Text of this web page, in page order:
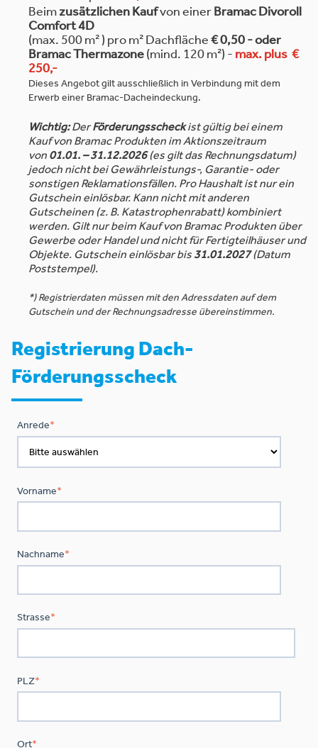
Beimzusätzlichen Kaufvon einerBramac Divoroll
Comfort 4D
(max. 500 m² ) pro m² Dachfläche€ 0,50 - oder
Bramac Thermazone(mind. 120 m²) - max. plus €
250,-
Dieses Angebot gilt ausschließlich in Verbindung mit dem
Erwerb einer Bramac-Dacheindeckung.
Wichtig:DerFörderungsscheckist gültig bei einem
Kauf von Bramac Produkten im Aktionszeitraum
von 01.01. – 31.12.2026(es gilt das Rechnungsdatum)
jedoch nicht bei Gewährleistungs-, Garantie- oder
sonstigen Reklamationsfällen. Pro Haushalt ist nur ein
Gutschein einlösbar. Kann nicht mit anderen
Gutscheinen (z. B. Katastrophenrabatt) kombiniert
werden. Gilt nur beim Kauf von Bramac Produkten über
Gewerbe oder Handel und nicht für Fertigteilhäuser und
Objekte. Gutschein einlösbar bis 31.01.2027(Datum
Poststempel).
*)Registrierdaten müssen mit den Adressdaten auf dem
Gutschein und der Rechnungsadresse übereinstimmen.
Registrierung Dach-
Förderungsscheck
Anrede*
Vorname*
Nachname*
Strasse*
PLZ*
Ort*